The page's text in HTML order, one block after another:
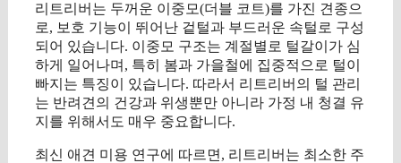
리트리버는 두꺼운 이중모(더블 코트)를 가진 견종으
로, 보호 기능이 뛰어난 겉털과 부드러운 속털로 구성
되어 있습니다. 이중모 구조는 계절별로 털갈이가 심
하게 일어나며, 특히 봄과 가을철에 집중적으로 털이
빠지는 특징이 있습니다. 따라서 리트리버의 털 관리
는 반려견의 건강과 위생뿐만 아니라 가정 내 청결 유
지를 위해서도 매우 중요합니다.
최신 애견 미용 연구에 따르면, 리트리버는 최소한 주